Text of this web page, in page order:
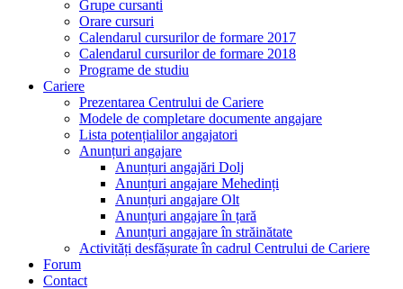
Grupe cursanti
Orare cursuri
Calendarul cursurilor de formare 2017
Calendarul cursurilor de formare 2018
Programe de studiu
Cariere
Prezentarea Centrului de Cariere
Modele de completare documente angajare
Lista potențialilor angajatori
Anunțuri angajare
Anunțuri angajări Dolj
Anunțuri angajare Mehedinți
Anunțuri angajare Olt
Anunțuri angajare în țară
Anunțuri angajare în străinătate
Activități desfășurate în cadrul Centrului de Cariere
Forum
Contact